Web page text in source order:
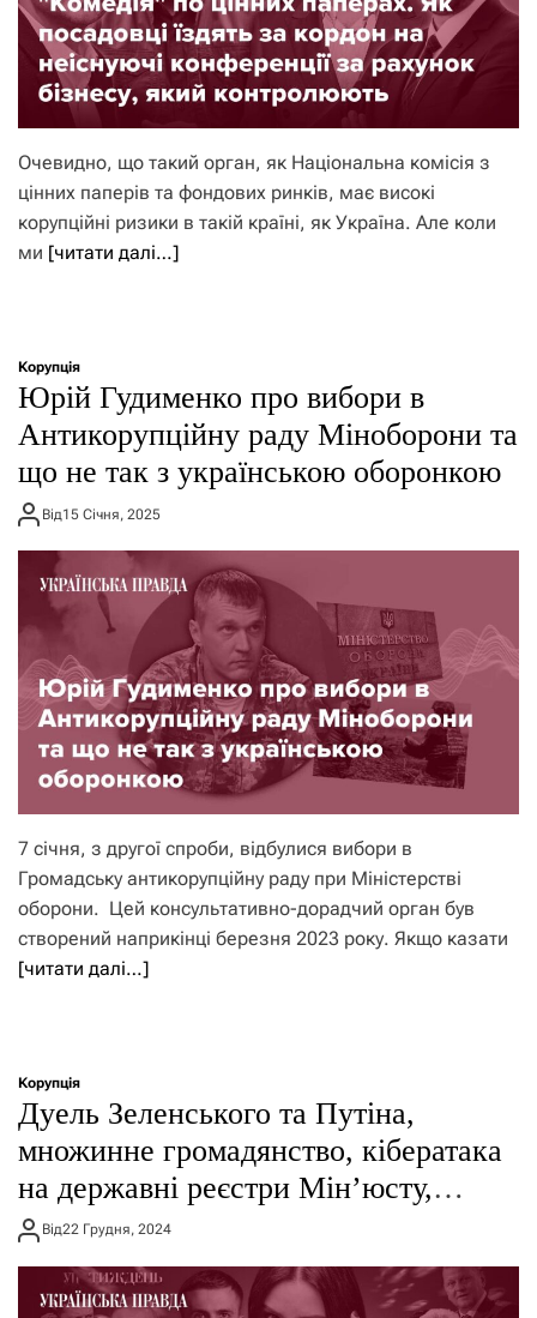
Очевидно, що такий орган, як Національна комісія з
цінних паперів та фондових ринків, має високі
корупційні ризики в такій країні, як Україна. Але коли
ми [читати далі…]
Корупція
Юрій Гудименко про вибори в
Антикорупційну раду Міноборони та
що не так з українською оборонкою
Від15 Січня, 2025
7 січня, з другої спроби, відбулися вибори в
Громадську антикорупційну раду при Міністерстві
оборони. Цей консультативно-дорадчий орган був
створений наприкінці березня 2023 року. Якщо казати
[читати далі…]
Корупція
Дуель Зеленського та Путіна,
множинне громадянство, кібератака
на державні реєстри Мінʼюсту,
розслідування про
”Карпатнафтохім”, книга Залужного
– підсумки тижня
Від22 Грудня, 2024